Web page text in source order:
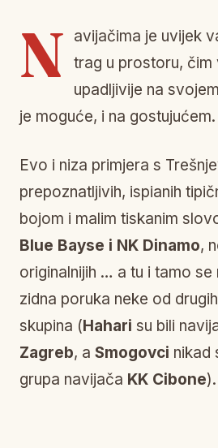
N
avijačima je uvijek
trag u prostoru, čim
upadljivije na
je moguće, i na gostujućem.
Evo i niza primjera s
prepoznatljivih, ispianih
bojom i malim tiskanim
Blue Bayse i NK Dinamo,
originalnijih … a tu i tamo se
zidna poruka neke od
skupina (Hahari su bili
Zagreb, a Smogovci nikad
grupa navijača KK Cibone).